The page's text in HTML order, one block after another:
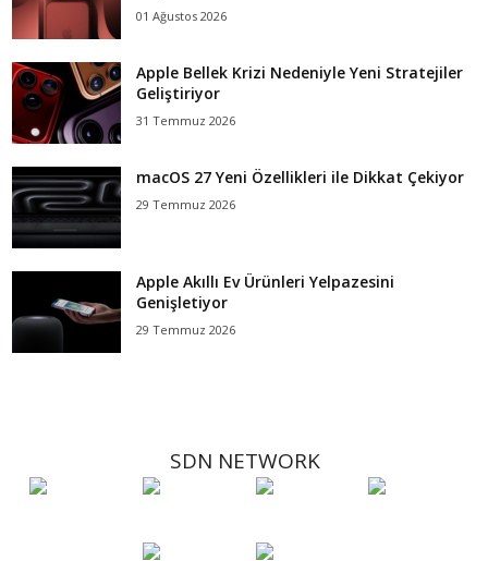
01 Ağustos 2026
Apple Bellek Krizi Nedeniyle Yeni Stratejiler
Geliştiriyor
31 Temmuz 2026
macOS 27 Yeni Özellikleri ile Dikkat Çekiyor
29 Temmuz 2026
Apple Akıllı Ev Ürünleri Yelpazesini
Genişletiyor
29 Temmuz 2026
SDN NETWORK